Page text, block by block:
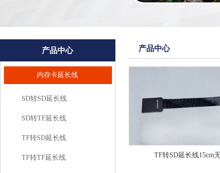
产品中心
内存卡延长线
SD转SD延长线
SD转TF延长线
TF转SD延长线
TF转TF延长线
产品中心
TF转SD延长线15cm